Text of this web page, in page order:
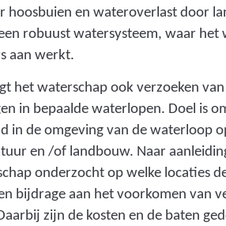
hoosbuien en wateroverlast door
robuust watersysteem, waar het
aan werkt.
het waterschap ook verzoeken
in bepaalde waterlopen. Doel is
in de omgeving van de waterloop
en /of landbouw. Naar
onderzocht op welke locaties
bijdrage aan het voorkomen van
zijn de kosten en de baten